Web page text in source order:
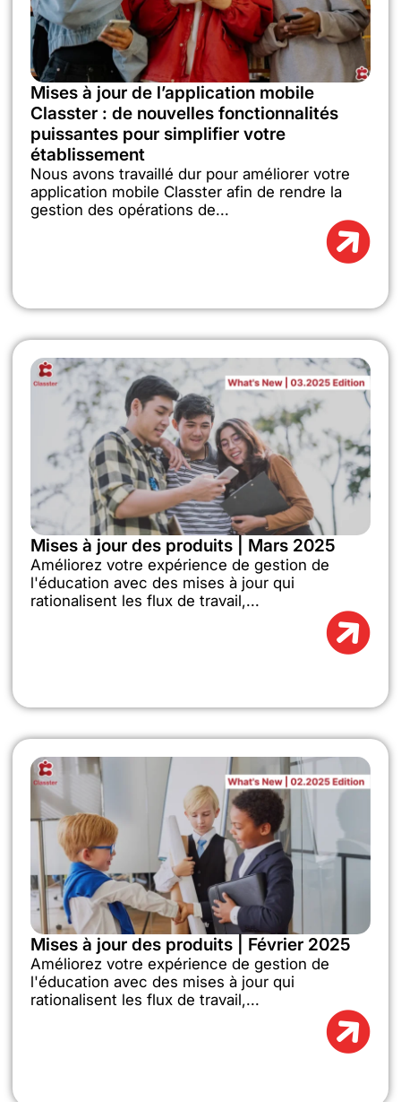
Mises à jour de l’application mobile
Classter : de nouvelles fonctionnalités
puissantes pour simplifier votre
établissement
Nous avons travaillé dur pour améliorer votre
application mobile Classter afin de rendre la
gestion des opérations de...
Mises à jour des produits | Mars 2025
Améliorez votre expérience de gestion de
l'éducation avec des mises à jour qui
rationalisent les flux de travail,...
Mises à jour des produits | Février 2025
Améliorez votre expérience de gestion de
l'éducation avec des mises à jour qui
rationalisent les flux de travail,...